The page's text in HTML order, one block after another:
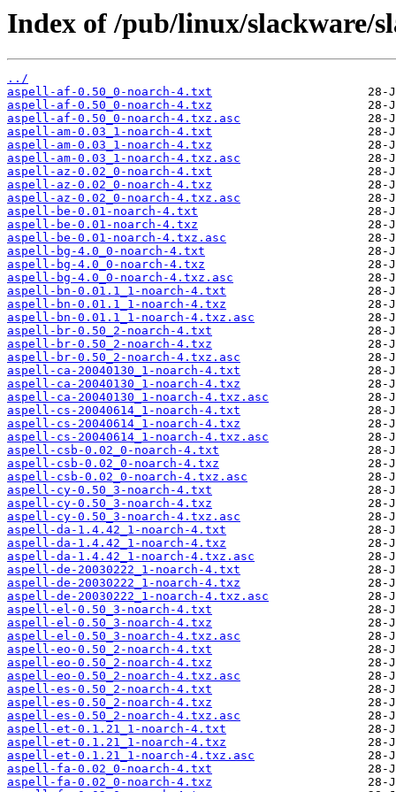
Index of /pub/linux/slackware/
../
aspell-af-0.50_0-noarch-4.txt
aspell-af-0.50_0-noarch-4.txz
aspell-af-0.50_0-noarch-4.txz.asc
aspell-am-0.03_1-noarch-4.txt
aspell-am-0.03_1-noarch-4.txz
aspell-am-0.03_1-noarch-4.txz.asc
aspell-az-0.02_0-noarch-4.txt
aspell-az-0.02_0-noarch-4.txz
aspell-az-0.02_0-noarch-4.txz.asc
aspell-be-0.01-noarch-4.txt
aspell-be-0.01-noarch-4.txz
aspell-be-0.01-noarch-4.txz.asc
aspell-bg-4.0_0-noarch-4.txt
aspell-bg-4.0_0-noarch-4.txz
aspell-bg-4.0_0-noarch-4.txz.asc
aspell-bn-0.01.1_1-noarch-4.txt
aspell-bn-0.01.1_1-noarch-4.txz
aspell-bn-0.01.1_1-noarch-4.txz.asc
aspell-br-0.50_2-noarch-4.txt
aspell-br-0.50_2-noarch-4.txz
aspell-br-0.50_2-noarch-4.txz.asc
aspell-ca-20040130_1-noarch-4.txt
aspell-ca-20040130_1-noarch-4.txz
aspell-ca-20040130_1-noarch-4.txz.asc
aspell-cs-20040614_1-noarch-4.txt
aspell-cs-20040614_1-noarch-4.txz
aspell-cs-20040614_1-noarch-4.txz.asc
aspell-csb-0.02_0-noarch-4.txt
aspell-csb-0.02_0-noarch-4.txz
aspell-csb-0.02_0-noarch-4.txz.asc
aspell-cy-0.50_3-noarch-4.txt
aspell-cy-0.50_3-noarch-4.txz
aspell-cy-0.50_3-noarch-4.txz.asc
aspell-da-1.4.42_1-noarch-4.txt
aspell-da-1.4.42_1-noarch-4.txz
aspell-da-1.4.42_1-noarch-4.txz.asc
aspell-de-20030222_1-noarch-4.txt
aspell-de-20030222_1-noarch-4.txz
aspell-de-20030222_1-noarch-4.txz.asc
aspell-el-0.50_3-noarch-4.txt
aspell-el-0.50_3-noarch-4.txz
aspell-el-0.50_3-noarch-4.txz.asc
aspell-eo-0.50_2-noarch-4.txt
aspell-eo-0.50_2-noarch-4.txz
aspell-eo-0.50_2-noarch-4.txz.asc
aspell-es-0.50_2-noarch-4.txt
aspell-es-0.50_2-noarch-4.txz
aspell-es-0.50_2-noarch-4.txz.asc
aspell-et-0.1.21_1-noarch-4.txt
aspell-et-0.1.21_1-noarch-4.txz
aspell-et-0.1.21_1-noarch-4.txz.asc
aspell-fa-0.02_0-noarch-4.txt
aspell-fa-0.02_0-noarch-4.txz